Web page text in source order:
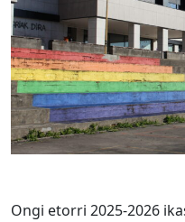
Ongi etorri 2025-2026